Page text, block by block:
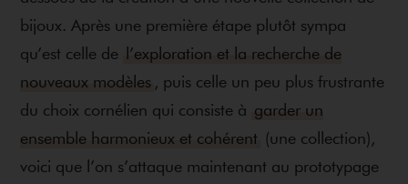
bijoux. Après une première étape plutôt sympa
qu’est celle de l’exploration et la recherche de
nouveaux modèles , puis celle un peu plus frustrante
du choix cornélien qui consiste à garder un
ensemble harmonieux et cohérent (une collection),
voici que l’on s’attaque maintenant au prototypage